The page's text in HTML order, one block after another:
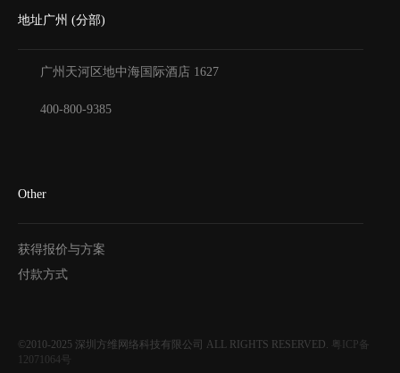
地址广州 (分部)
广州天河区地中海国际酒店 1627
400-800-9385
Other
获得报价与方案
付款方式
©2010-2025 深圳方维网络科技有限公司 ALL RIGHTS RESERVED.
粤ICP备
12071064号